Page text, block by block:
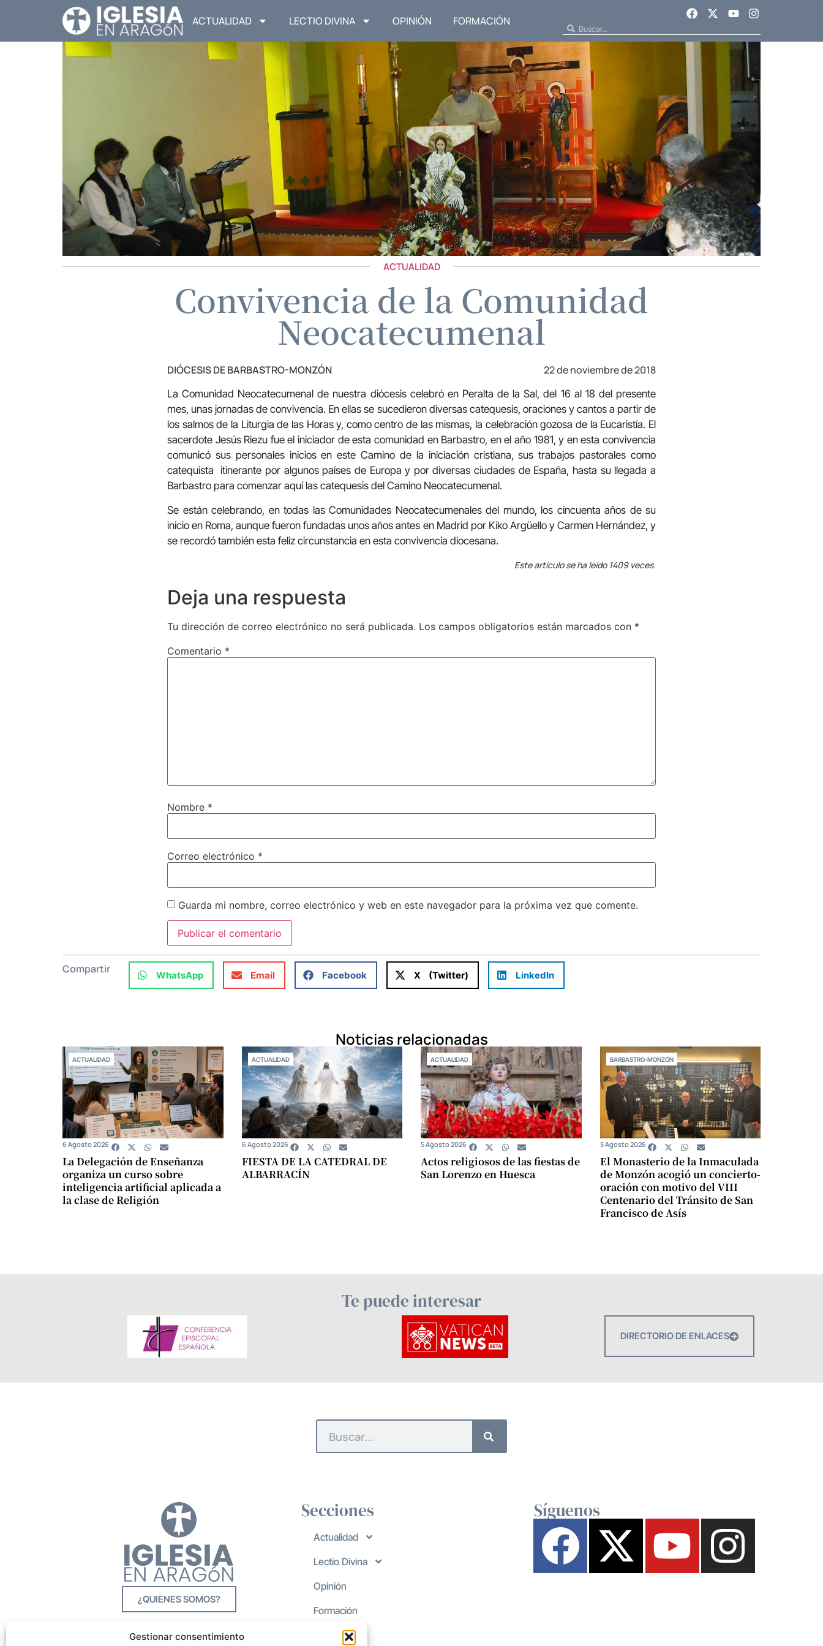
Gestionar consentimiento
ACTUALIDAD LECTIO DIVINA OPINIÓN FORMACIÓN
ACTUALIDAD
Convivencia de la Comunidad
Neocatecumenal
DIÓCESIS DE BARBASTRO-MONZÓN 22 de noviembre de 2018
La Comunidad Neocatecumenal de nuestra diócesis celebró en Peralta de la Sal, del 16 al 18 del presente
mes, unas jornadas de convivencia. En ellas se sucedieron diversas catequesis, oraciones y cantos a partir de
los salmos de la Liturgia de las Horas y, como centro de las mismas, la celebración gozosa de la Eucaristía. El
sacerdote Jesús Riezu fue el iniciador de esta comunidad en Barbastro, en el año 1981, y en esta convivencia
comunicó sus personales inicios en este Camino de la iniciación cristiana, sus trabajos pastorales como
catequista itinerante por algunos países de Europa y por diversas ciudades de España, hasta su llegada a
Barbastro para comenzar aquí las catequesis del Camino Neocatecumenal.
Se están celebrando, en todas las Comunidades Neocatecumenales del mundo, los cincuenta años de su
inicio en Roma, aunque fueron fundadas unos años antes en Madrid por Kiko Argüello y Carmen Hernández, y
se recordó también esta feliz circunstancia en esta convivencia diocesana.
Este artículo se ha leído 1409 veces.
Deja una respuesta
Tu dirección de correo electrónico no será publicada. Los campos obligatorios están marcados con *
Comentario *
Nombre *
Correo electrónico *
Guarda mi nombre, correo electrónico y web en este navegador para la próxima vez que comente.
Compartir WhatsApp Email Facebook X (Twitter) LinkedIn
Noticias relacionadas
ACTUALIDAD
La Delegación de Enseñanza
organiza un curso sobre
inteligencia artificial aplicada a
la clase de Religión
6 Agosto 2026
ACTUALIDAD
FIESTA DE LA CATEDRAL DE
ALBARRACÍN
6 Agosto 2026
ACTUALIDAD
Actos religiosos de las fiestas de
San Lorenzo en Huesca
5 Agosto 2026
BARBASTRO-MONZÓN
El Monasterio de la Inmaculada
de Monzón acogió un concierto-
oración con motivo del VIII
Centenario del Tránsito de San
Francisco de Asís
5 Agosto 2026
Te puede interesar
DIRECTORIO DE ENLACES
¿QUIENES SOMOS?
Secciones
Actualidad
Lectio Divina
Opinión
Formación
Síguenos